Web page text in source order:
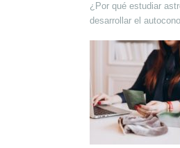
¿Por qué estudiar
desarrollar el